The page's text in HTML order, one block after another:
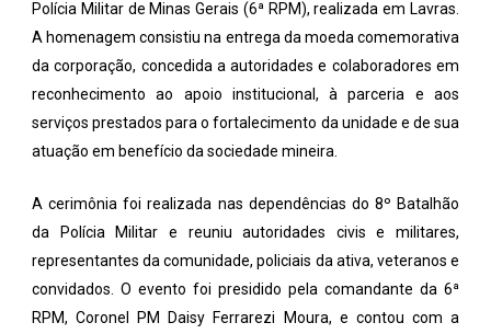
Polícia Militar de Minas Gerais (6ª RPM), realizada em Lavras.
A homenagem consistiu na entrega da moeda comemorativa
da corporação, concedida a autoridades e colaboradores em
reconhecimento ao apoio institucional, à parceria e aos
serviços prestados para o fortalecimento da unidade e de sua
atuação em benefício da sociedade mineira.
A cerimônia foi realizada nas dependências do 8º Batalhão
da Polícia Militar e reuniu autoridades civis e militares,
representantes da comunidade, policiais da ativa, veteranos e
convidados. O evento foi presidido pela comandante da 6ª
RPM, Coronel PM Daisy Ferrarezi Moura, e contou com a